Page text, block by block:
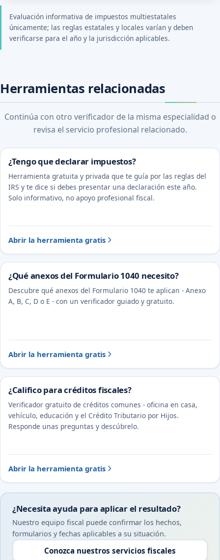
Evaluación informativa de impuestos multiestatales
únicamente; las reglas estatales y locales varían y deben
verificarse para el año y la jurisdicción aplicables.
Herramientas relacionadas
Continúa con otro verificador de la misma especialidad o
revisa el servicio profesional relacionado.
¿Tengo que declarar impuestos?
Herramienta gratuita y privada que te guía por las reglas del
IRS y te dice si debes presentar una declaración este año.
Solo informativo, no apoyo profesional fiscal.
Abrir la herramienta gratis
¿Qué anexos del Formulario 1040 necesito?
Descubre qué anexos del Formulario 1040 te aplican - Anexo
A, B, C, D o E - con un verificador guiado y gratuito.
Abrir la herramienta gratis
¿Califico para créditos fiscales?
Verificador gratuito de créditos comunes - oficina en casa,
vehículo, educación y el Crédito Tributario por Hijos.
Responde unas preguntas y descúbrelo.
Abrir la herramienta gratis
¿Necesita ayuda para aplicar el resultado?
Nuestro equipo fiscal puede confirmar los hechos,
formularios y fechas aplicables a su situación.
Conozca nuestros servicios fiscales